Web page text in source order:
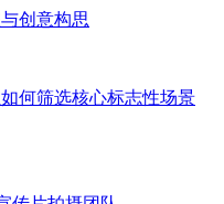
创意构思
何筛选核心标志性场景